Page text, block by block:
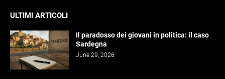
ULTIMI ARTICOLI
Il paradosso dei giovani in politica: il caso
Sardegna
June 29, 2026